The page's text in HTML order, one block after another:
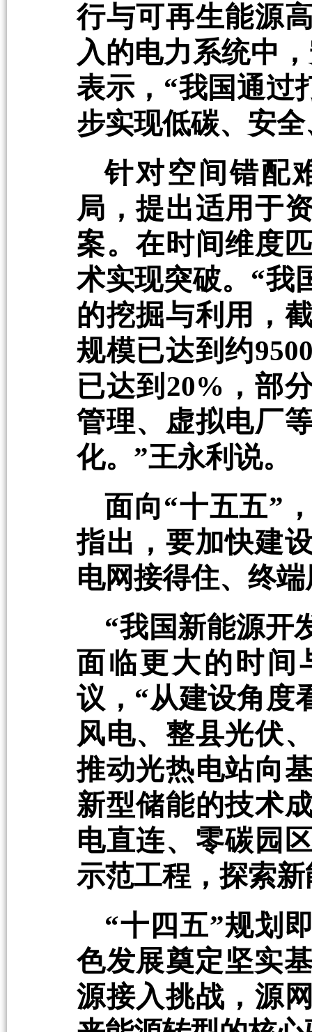
行与可再生能源
入的电力系统中
表示，“我国通过
步实现低碳、安
针对空间错配
局，提出适用于
案。在时间维度
术实现突破。“我
的挖掘与利用，
规模已达到约
已达到20%，部
管理、虚拟电厂
化。”王永利说。
面向“十五五”
指出，要加快建
电网接得住、终端
“我国新能源开
面临更大的时间
议，“从建设角度
风电、整县光伏
推动光热电站向
新型储能的技术
电直连、零碳园
示范工程，探索
“十四五”规划
色发展奠定坚实
源接入挑战，源